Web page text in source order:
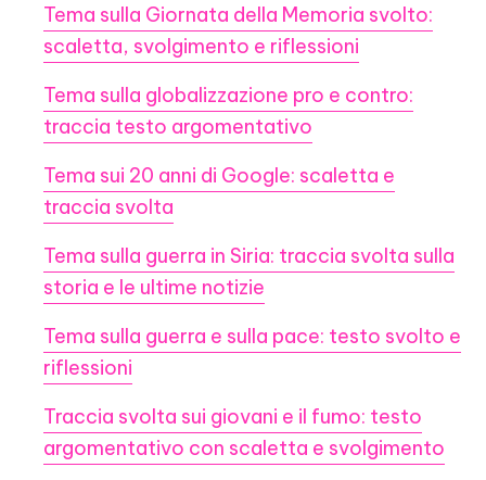
Tema sulla Giornata della Memoria svolto:
scaletta, svolgimento e riflessioni
Tema sulla globalizzazione pro e contro:
traccia testo argomentativo
Tema sui 20 anni di Google: scaletta e
traccia svolta
Tema sulla guerra in Siria: traccia svolta sulla
storia e le ultime notizie
Tema sulla guerra e sulla pace: testo svolto e
riflessioni
Traccia svolta sui giovani e il fumo: testo
argomentativo con scaletta e svolgimento